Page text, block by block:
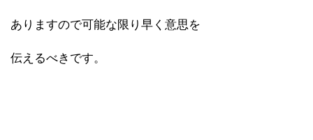
ありますので可能な限り早く意思を
伝えるべきです。